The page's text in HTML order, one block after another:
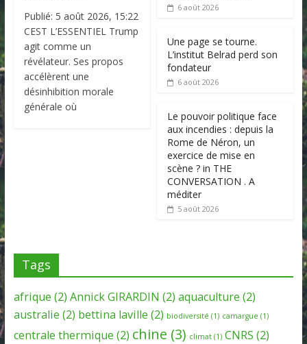
Publié: 5 août 2026, 15:22
CEST L’ESSENTIEL Trump
agit comme un
révélateur. Ses propos
accélèrent une
désinhibition morale
générale où
6 août 2026
Une page se tourne.
L’institut Belrad perd son
fondateur
6 août 2026
Le pouvoir politique face
aux incendies : depuis la
Rome de Néron, un
exercice de mise en
scène ? in THE
CONVERSATION . A
méditer
5 août 2026
Tags
afrique (2) Annick GIRARDIN (2) aquaculture (2)
australie (2) bettina laville (2) biodiversité (1) camargue (1)
centrale thermique (2) chine (3) climat(1) CNRS (2)